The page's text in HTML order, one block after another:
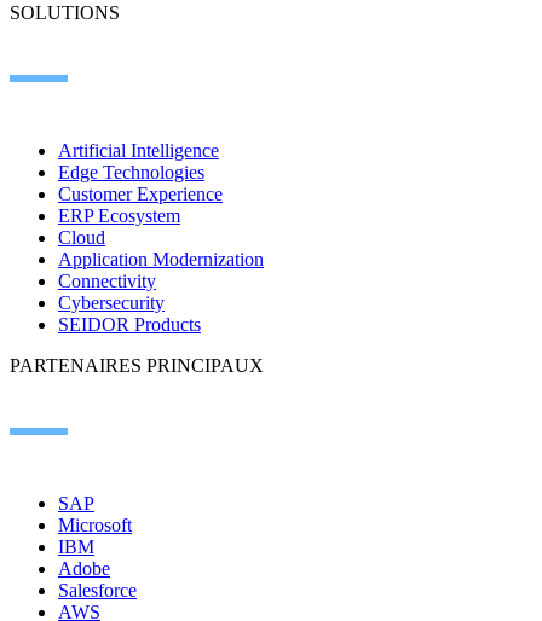
SOLUTIONS
Artificial Intelligence
Edge Technologies
Customer Experience
ERP Ecosystem
Cloud
Application Modernization
Connectivity
Cybersecurity
SEIDOR Products
PARTENAIRES PRINCIPAUX
SAP
Microsoft
IBM
Adobe
Salesforce
AWS